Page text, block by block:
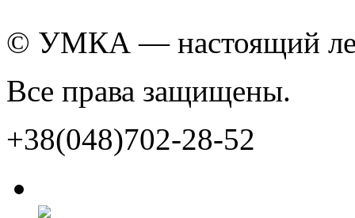
© УМКА — настоящий
Все права защищены.
+38(048)702-28-52